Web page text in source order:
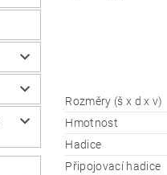
Rozměry (š x d x v)
Hmotnost
Hadice
Připojovací hadice